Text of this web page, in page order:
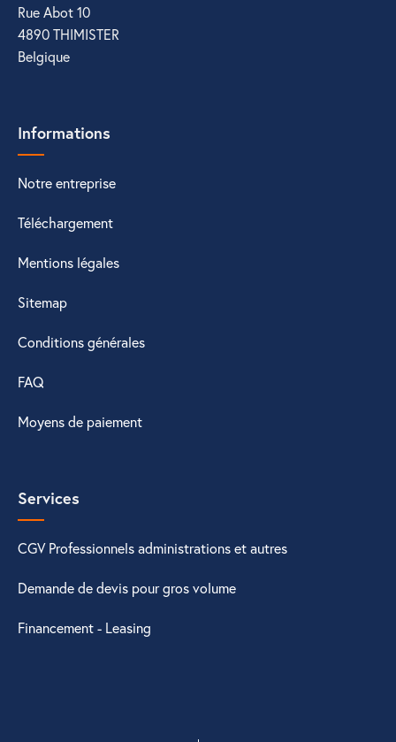
Rue Abot 10
4890 THIMISTER
Belgique
Informations
Notre entreprise
Téléchargement
Mentions légales
Sitemap
Conditions générales
FAQ
Moyens de paiement
Services
CGV Professionnels administrations et autres
Demande de devis pour gros volume
Financement - Leasing